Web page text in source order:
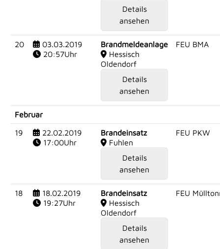
Details
ansehen
20
03.03.2019
20:57Uhr
Brandmeldeanlage
Hessisch
Oldendorf
Details
ansehen
FEU BMA
Februar
19
22.02.2019
17:00Uhr
Brandeinsatz
Fuhlen
Details
ansehen
FEU PKW
18
18.02.2019
19:27Uhr
Brandeinsatz
Hessisch
Oldendorf
Details
ansehen
FEU